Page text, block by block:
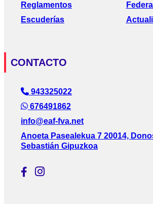
Reglamentos
Escuderías
CONTACTO
943325022
676491862
info@eaf-fva.net
Anoeta Pasealekua 7 20014,
Sebastián Gipuzkoa